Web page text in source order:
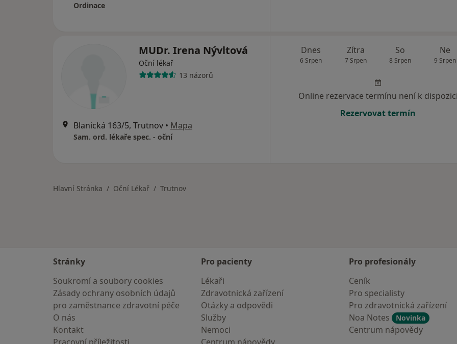
Ordinace
MUDr. Irena Nývltová
Oční lékař
13 názorů
Blanická 163/5, Trutnov • Mapa
Sam. ord. lékaře spec. - oční
Dnes
6 Srpen
Zítra
7 Srpen
So
8 Srpen
Ne
9 Srpen
Online rezervace termínu není k dispozici
Rezervovat termín
Hlavní Stránka Oční Lékař Trutnov
Stránky
Soukromí a soubory cookies
Zásady ochrany osobních údajů
pro zaměstnance zdravotní péče
O nás
Kontakt
Pro pacienty
Lékaři
Zdravotnická zařízení
Otázky a odpovědi
Služby
Nemoci
Pro profesionály
Ceník
Pro specialisty
Pro zdravotnická zařízení
Noa Notes
Novinka
Centrum nápovědy